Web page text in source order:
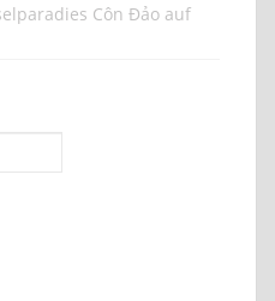
Côn Đảo auf